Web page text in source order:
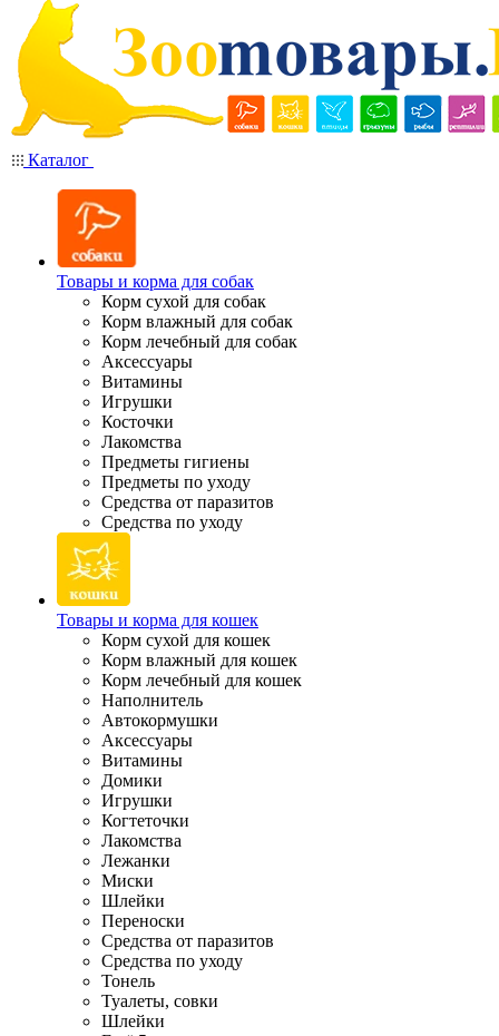
Каталог
Товары и корма для собак
Корм сухой для собак
Корм влажный для собак
Корм лечебный для собак
Аксессуары
Витамины
Игрушки
Косточки
Лакомства
Предметы гигиены
Предметы по уходу
Средства от паразитов
Средства по уходу
Товары и корма для кошек
Корм сухой для кошек
Корм влажный для кошек
Корм лечебный для кошек
Наполнитель
Автокормушки
Аксессуары
Витамины
Домики
Игрушки
Когтеточки
Лакомства
Лежанки
Миски
Шлейки
Переноски
Средства от паразитов
Средства по уходу
Тонель
Туалеты, совки
Шлейки